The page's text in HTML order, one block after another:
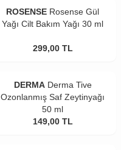
ROSENSE Rosense Gül
Yağı Cilt Bakım Yağı 30 ml
299,00 TL
DERMA Derma Tive
Ozonlanmış Saf Zeytinyağı
50 ml
149,00 TL